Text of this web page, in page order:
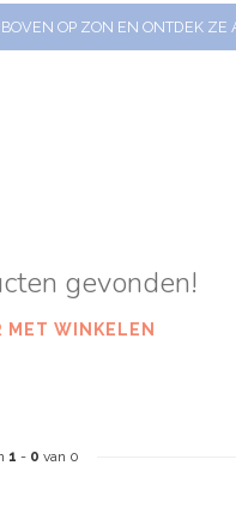
OP ZON EN ONTDEK
gevonden!
MET WINKELEN
1 - 0 van 0